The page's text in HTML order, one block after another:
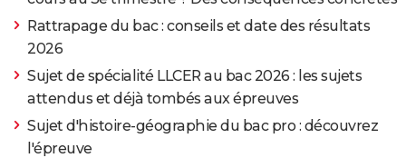
Rattrapage du bac : conseils et date des résultats
2026
Sujet de spécialité LLCER au bac 2026 : les sujets
attendus et déjà tombés aux épreuves
Sujet d'histoire-géographie du bac pro : découvrez
l'épreuve